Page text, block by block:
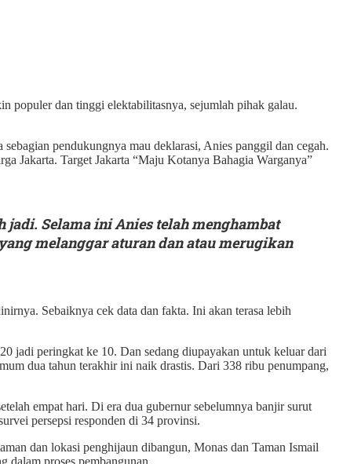
populer dan tinggi elektabilitasnya, sejumlah pihak galau.
pendukungnya mau deklarasi, Anies panggil dan cegah.
Jakarta. Target Jakarta “Maju Kotanya Bahagia Warganya”
Selama ini Anies telah menghambat
melanggar aturan dan atau merugikan
Sebaiknya cek data dan fakta. Ini akan terasa lebih
jadi peringkat ke 10. Dan sedang diupayakan untuk keluar dari
dua tahun terakhir ini naik drastis. Dari 338 ribu penumpang,
empat hari. Di era dua gubernur sebelumnya banjir surut
persepsi responden di 34 provinsi.
dan lokasi penghijaun dibangun, Monas dan Taman Ismail
dalam proses pembangunan.